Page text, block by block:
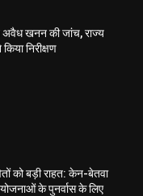
अवैध खनन की जांच, राज्य
निरीक्षण
को बड़ी राहत: केन-बेतवा
के पुनर्वास के लिए